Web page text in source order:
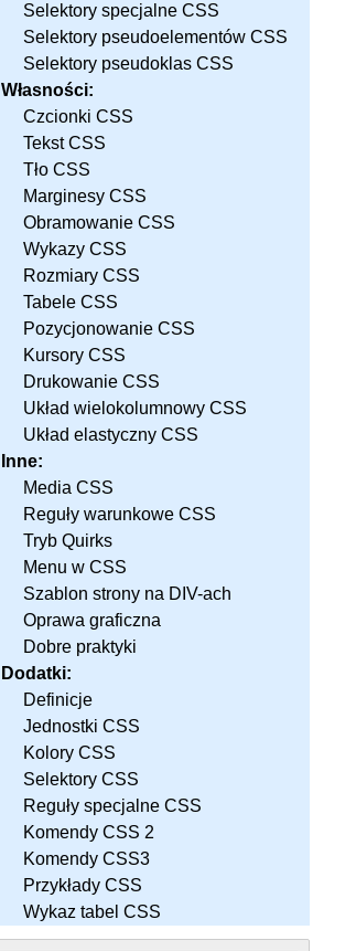
Selektory specjalne CSS
Selektory pseudoelementów CSS
Selektory pseudoklas CSS
Własności:
Czcionki CSS
Tekst CSS
Tło CSS
Marginesy CSS
Obramowanie CSS
Wykazy CSS
Rozmiary CSS
Tabele CSS
Pozycjonowanie CSS
Kursory CSS
Drukowanie CSS
Układ wielokolumnowy CSS
Układ elastyczny CSS
Inne:
Media CSS
Reguły warunkowe CSS
Tryb Quirks
Menu w CSS
Szablon strony na DIV-ach
Oprawa graficzna
Dobre praktyki
Dodatki:
Definicje
Jednostki CSS
Kolory CSS
Selektory CSS
Reguły specjalne CSS
Komendy CSS 2
Komendy CSS3
Przykłady CSS
Wykaz tabel CSS